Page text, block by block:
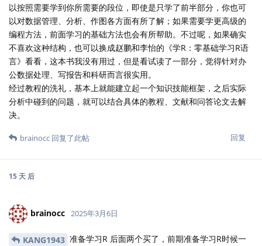
以按照需要学到你所需要的段位，即使是只学了前半部分，你也可
以对数据管理、分析、作图各方面有所了解；如果需要学更高级的
编程方法，前面学习的基础方法也会有所帮助。不过呢，如果确实
不喜欢这种结构，也可以换成赵鹏和李怡的《学R：零基础学习R语
言》看看，这本书我没有用过，但是看试读了一部分，觉得针对办
公数据处理、写报告和科研而言很实用。
经过教程的洗礼，基本上就能建立起一个知识技能框架，之后实际
分析中碰到的问题，就可以结合具体的教程、文献和问答论文去解
决。
回复
brainocc 回复了此帖
15 天 后
brainocc 2025年3月6日
KANG1943 准备学习R 后面两个买了，前期准备学习R时候一